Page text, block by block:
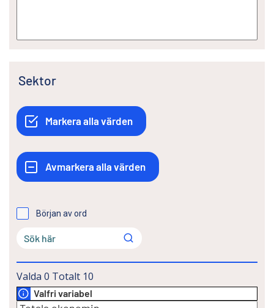
Sektor
Början av ord
Valda 0 Totalt 10
Valfri variabel